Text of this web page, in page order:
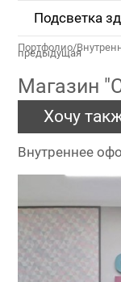
Подсветка
Портфолио/
Магазин
Хочу
Внутреннее
предыдущая